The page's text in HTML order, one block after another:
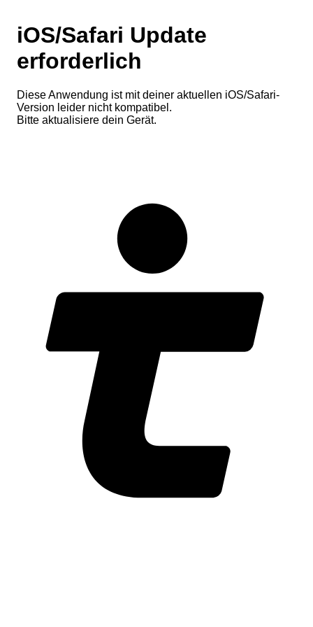
iOS/Safari Update
erforderlich
Diese Anwendung ist mit deiner aktuellen iOS/Safari-
Version leider nicht kompatibel.
Bitte aktualisiere dein Gerät.